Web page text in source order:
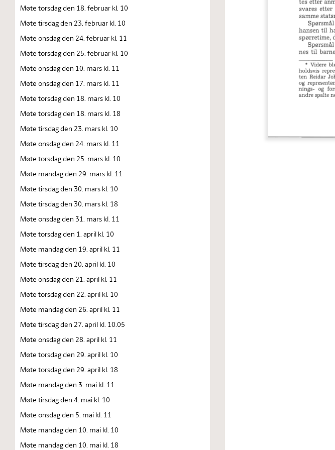
Møte torsdag den 18. februar kl. 10
Møte tirsdag den 23. februar kl. 10
Møte onsdag den 24. februar kl. 11
Møte torsdag den 25. februar kl. 10
Møte onsdag den 10. mars kl. 11
Møte onsdag den 17. mars kl. 11
Møte torsdag den 18. mars kl. 10
Møte torsdag den 18. mars kl. 18
Møte tirsdag den 23. mars kl. 10
Møte onsdag den 24. mars kl. 11
Møte torsdag den 25. mars kl. 10
Møte mandag den 29. mars kl. 11
Møte tirsdag den 30. mars kl. 10
Møte tirsdag den 30. mars kl. 18
Møte onsdag den 31. mars kl. 11
Møte torsdag den 1. april kl. 10
Møte mandag den 19. april kl. 11
Møte tirsdag den 20. april kl. 10
Møte onsdag den 21. april kl. 11
Møte torsdag den 22. april kl. 10
Møte mandag den 26. april kl. 11
Møte tirsdag den 27. april kl. 10.05
Møte onsdag den 28. april kl. 11
Møte torsdag den 29. april kl. 10
Møte torsdag den 29. april kl. 18
Møte mandag den 3. mai kl. 11
Møte tirsdag den 4. mai kl. 10
Møte onsdag den 5. mai kl. 11
Møte mandag den 10. mai kl. 10
Møte mandag den 10. mai kl. 18